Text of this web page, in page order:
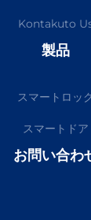
Kontakuto
製品
スマートロッ
スマートドア
お問い合わ